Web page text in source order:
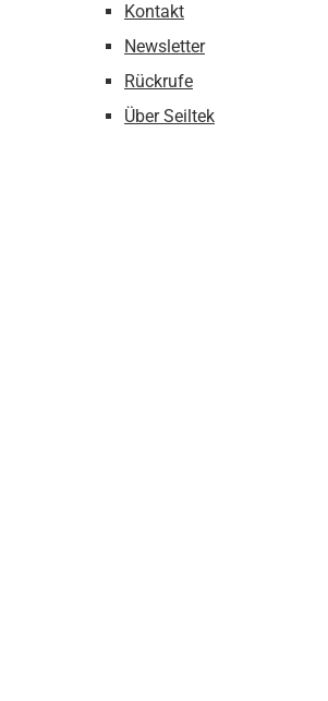
Kontakt
Newsletter
Rückrufe
Über Seiltek